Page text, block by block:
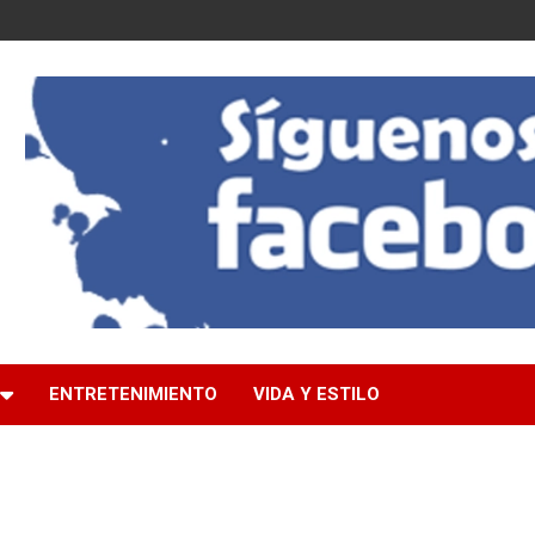
ENTRETENIMIENTO VIDA Y ESTILO